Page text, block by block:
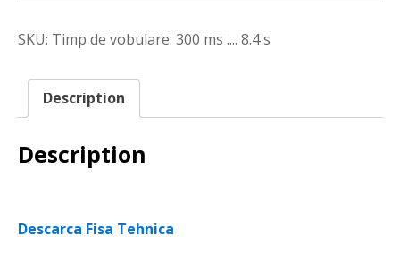
SKU: Timp de vobulare: 300 ms .... 8.4 s
Description
Description
Descarca Fisa Tehnica